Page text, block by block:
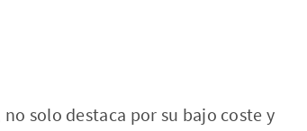
solo destaca por su bajo coste y